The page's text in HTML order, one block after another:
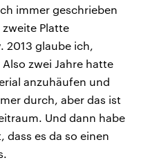
immer geschrieben
Platte
2013 glaube ich,
zwei Jahre hatte
anzuhäufen und
durch, aber das ist
Und dann habe
es da so einen